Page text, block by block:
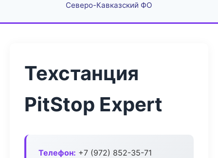
Северо-Кавказский ФО
Техстанция
PitStop Expert
Телефон: +7 (972) 852-35-71